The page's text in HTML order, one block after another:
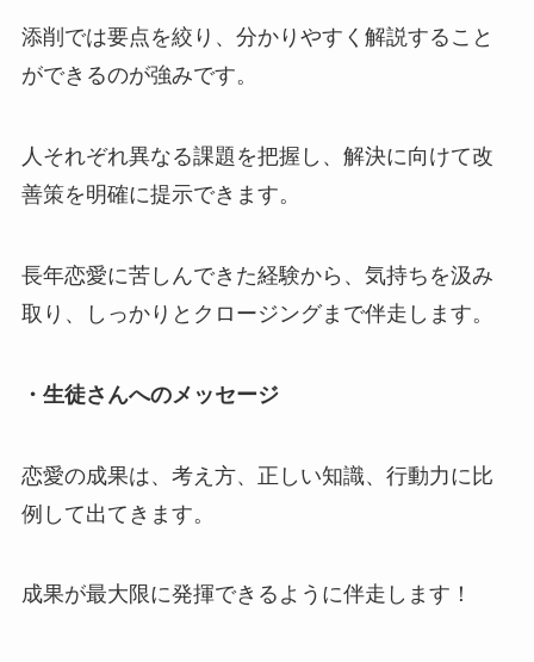
添削では要点を絞り、分かりやすく解説すること
ができるのが強みです。
人それぞれ異なる課題を把握し、解決に向けて改
善策を明確に提示できます。
長年恋愛に苦しんできた経験から、気持ちを汲み
取り、しっかりとクロージングまで伴走します。
・生徒さんへのメッセージ
恋愛の成果は、考え方、正しい知識、行動力に比
例して出てきます。
成果が最大限に発揮できるように伴走します！